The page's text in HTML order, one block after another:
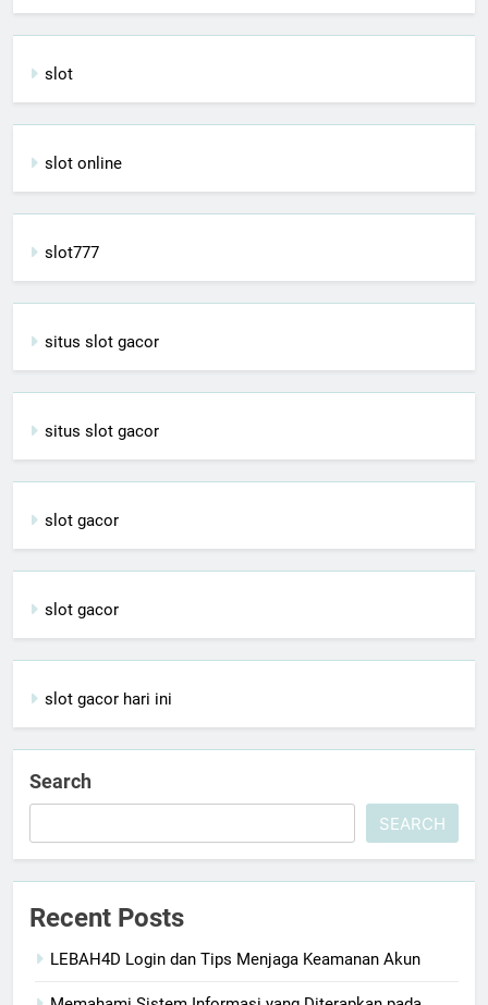
slot
slot online
slot777
situs slot gacor
situs slot gacor
slot gacor
slot gacor
slot gacor hari ini
Search
SEARCH
Recent Posts
LEBAH4D Login dan Tips Menjaga Keamanan Akun